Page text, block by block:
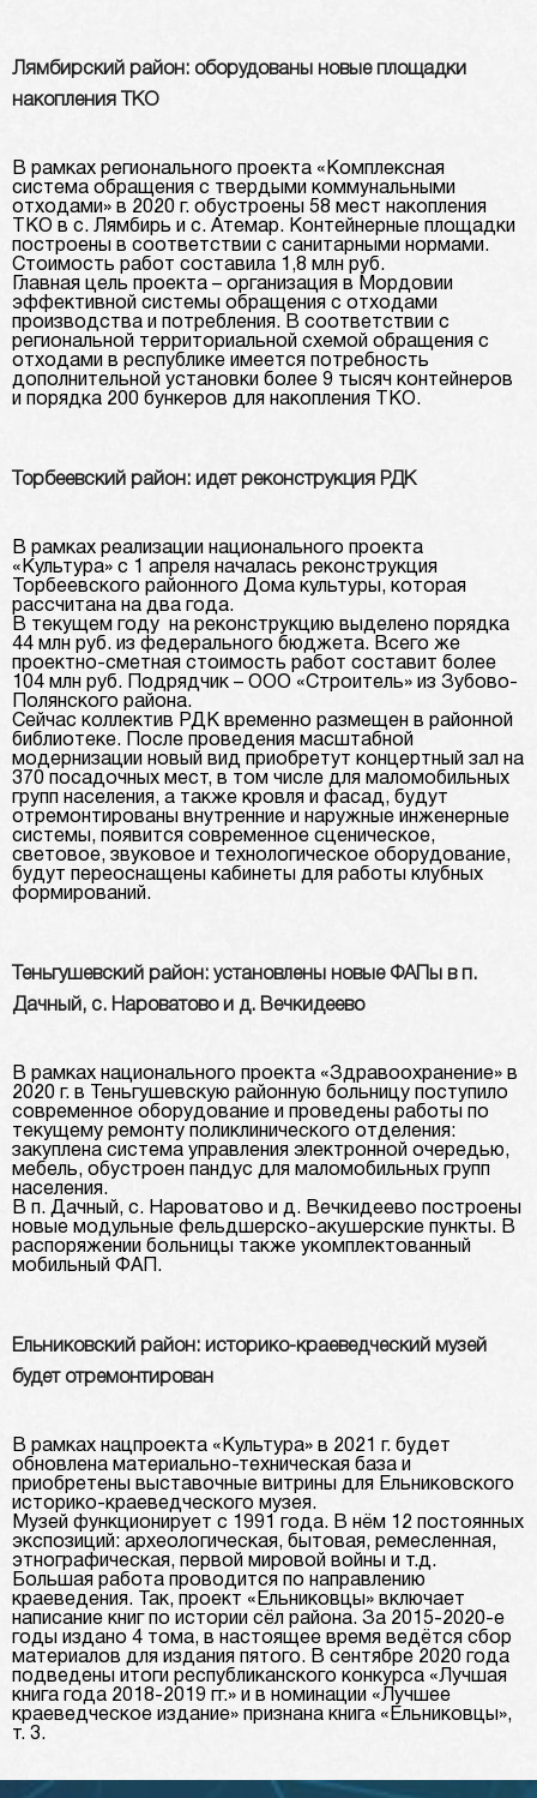
Лямбирский район: оборудованы новые площадки
накопления ТКО
В рамках регионального проекта «Комплексная
система обращения с твердыми коммунальными
отходами» в 2020 г. обустроены 58 мест накопления
ТКО в с. Лямбирь и с. Атемар. Контейнерные площадки
построены в соответствии с санитарными нормами.
Стоимость работ составила 1,8 млн руб.
Главная цель проекта – организация в Мордовии
эффективной системы обращения с отходами
производства и потребления. В соответствии с
региональной территориальной схемой обращения с
отходами в республике имеется потребность
дополнительной установки более 9 тысяч контейнеров
и порядка 200 бункеров для накопления ТКО.
Торбеевский район: идет реконструкция РДК
В рамках реализации национального проекта
«Культура» с 1 апреля началась реконструкция
Торбеевского районного Дома культуры, которая
рассчитана на два года.
В текущем году на реконструкцию выделено порядка
44 млн руб. из федерального бюджета. Всего же
проектно-сметная стоимость работ составит более
104 млн руб. Подрядчик – ООО «Строитель» из Зубово-
Полянского района.
Сейчас коллектив РДК временно размещен в районной
библиотеке. После проведения масштабной
модернизации новый вид приобретут концертный зал на
370 посадочных мест, в том числе для маломобильных
групп населения, а также кровля и фасад, будут
отремонтированы внутренние и наружные инженерные
системы, появится современное сценическое,
световое, звуковое и технологическое оборудование,
будут переоснащены кабинеты для работы клубных
формирований.
Теньгушевский район: установлены новые ФАПы в п.
Дачный, с. Нароватово и д. Вечкидеево
В рамках национального проекта «Здравоохранение» в
2020 г. в Теньгушевскую районную больницу поступило
современное оборудование и проведены работы по
текущему ремонту поликлинического отделения:
закуплена система управления электронной очередью,
мебель, обустроен пандус для маломобильных групп
населения.
В п. Дачный, с. Нароватово и д. Вечкидеево построены
новые модульные фельдшерско-акушерские пункты. В
распоряжении больницы также укомплектованный
мобильный ФАП.
Ельниковский район: историко-краеведческий музей
будет отремонтирован
В рамках нацпроекта «Культура» в 2021 г. будет
обновлена материально-техническая база и
приобретены выставочные витрины для Ельниковского
историко-краеведческого музея.
Музей функционирует с 1991 года. В нём 12 постоянных
экспозиций: археологическая, бытовая, ремесленная,
этнографическая, первой мировой войны и т.д.
Большая работа проводится по направлению
краеведения. Так, проект «Ельниковцы» включает
написание книг по истории сёл района. За 2015-2020-е
годы издано 4 тома, в настоящее время ведётся сбор
материалов для издания пятого. В сентябре 2020 года
подведены итоги республиканского конкурса «Лучшая
книга года 2018-2019 гг.» и в номинации «Лучшее
краеведческое издание» признана книга «Ельниковцы»,
т. 3.